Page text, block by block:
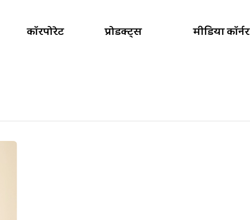
कॉरपोरेट प्रोडक्ट्स मीडिया कॉर्नर